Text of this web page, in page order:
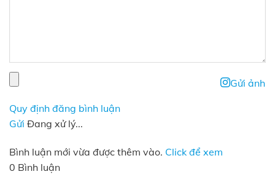
Gửi ảnh
Quy định đăng bình luận
Gửi Đang xử lý...
Bình luận mới vừa được thêm vào. Click để xem
0 Bình luận